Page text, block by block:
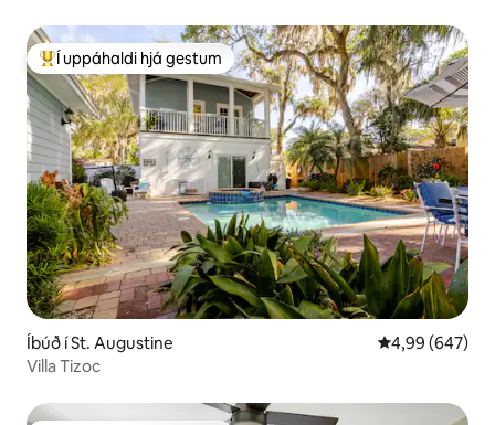
Í mestu uppáhaldi hjá gestum
Í uppáhaldi hjá gestum
Íbúð í St. Augustine 4,99 af 5 í
4,99 (647)
Villa Tizoc